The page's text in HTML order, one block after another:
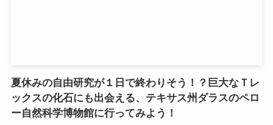
夏休みの自由研究が１日で終わりそう！？巨大なＴレ
ックスの化石にも出会える、テキサス州ダラスのペロ
ー自然科学博物館に行ってみよう！